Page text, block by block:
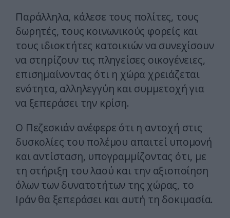
Παράλληλα, κάλεσε τους πολίτες, τους
δωρητές, τους κοινωνικούς φορείς και
τους ιδιοκτήτες κατοικιών να συνεχίσουν
να στηρίζουν τις πληγείσες οικογένειες,
επισημαίνοντας ότι η χώρα χρειάζεται
ενότητα, αλληλεγγύη και συμμετοχή για
να ξεπεράσει την κρίση.
Ο Πεζεσκιάν ανέφερε ότι η αντοχή στις
δυσκολίες του πολέμου απαιτεί υπομονή
και αντίσταση, υπογραμμίζοντας ότι, με
τη στήριξη του λαού και την αξιοποίηση
όλων των δυνατοτήτων της χώρας, το
Ιράν θα ξεπεράσει και αυτή τη δοκιμασία.